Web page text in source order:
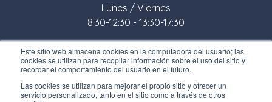
Este sitio web almacena cookies en la computadora del usuario; las
cookies se utilizan para recopilar información sobre el uso del sitio y
recordar el comportamiento del usuario en el futuro.
Las cookies se utilizan para mejorar el propio sitio y ofrecer un
servicio personalizado, tanto en el sitio como a través de otros
Lunes / Viernes
8:30-12:30 - 13:30-17:30
Tienda:
Lunes / Viernes